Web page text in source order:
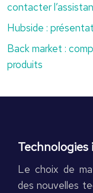
contacter
Hubside :
Back market :
produits
Le choix de
des nouvelles